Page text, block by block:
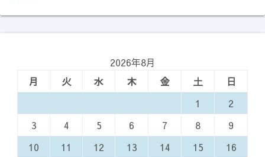
2026年8月
月
火 水 木 金 土
日
1
2
3
4 5 6 7 8
9
10
11 12 13 14 15
16